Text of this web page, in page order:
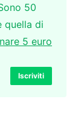
50
quella di
5 euro
Iscriviti